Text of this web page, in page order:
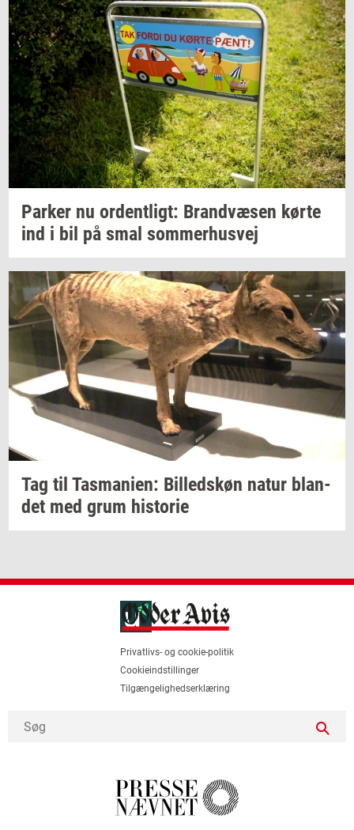
Par­ker nu or­dent­ligt: Brand­væ­sen kørte
ind i bil på smal som­mer­hus­vej
Tag til Tas­ma­ni­en: Bil­leds­køn natur blan­
det med grum hi­sto­rie
Privatlivs- og cookie-politik
Cookieindstillinger
Tilgængelighedserklæring